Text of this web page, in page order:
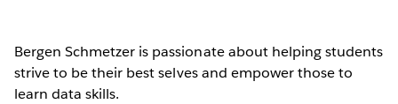
Bergen Schmetzer is passionate about helping students
strive to be their best selves and empower those to
learn data skills.